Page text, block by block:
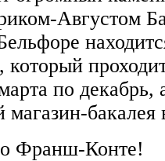
Августом
который
по декабрь,
магазин-
Франш-Конте!